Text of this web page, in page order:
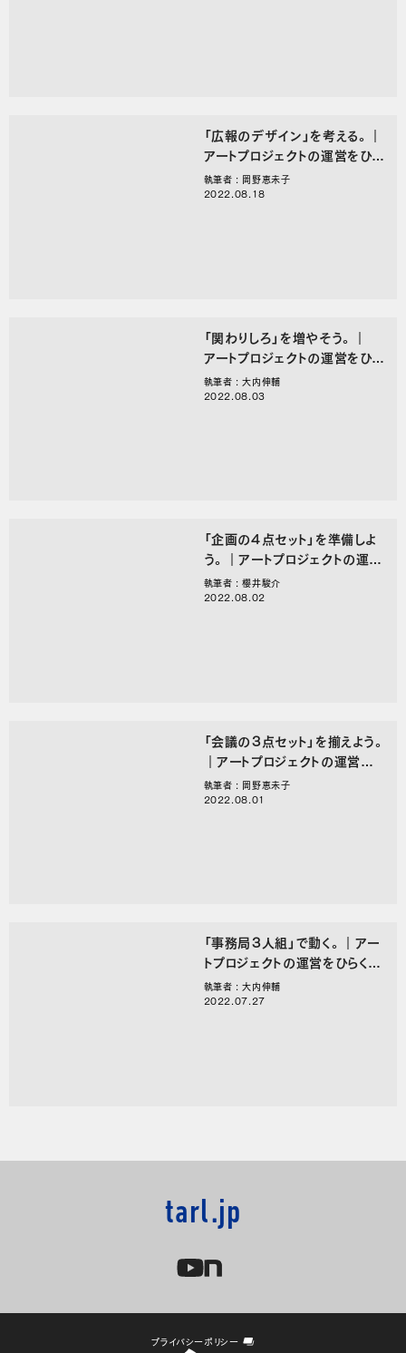
「広報のデザイン」を考える。｜
アートプロジェクトの運営をひら
く、〇〇のことば。
執筆者 : 岡野恵未子
2022.08.18
「関わりしろ」を増やそう。｜
アートプロジェクトの運営をひら
く、〇〇のことば。
執筆者 : 大内伸輔
2022.08.03
「企画の４点セット」を準備しよ
う。｜アートプロジェクトの運営
をひらく、〇〇のことば。
執筆者 : 櫻井駿介
2022.08.02
「会議の３点セット」を揃えよう。
｜アートプロジェクトの運営をひ
らく、〇〇のことば。
執筆者 : 岡野恵未子
2022.08.01
「事務局３人組」で動く。｜アー
トプロジェクトの運営をひらく、
〇〇のことば。
執筆者 : 大内伸輔
2022.07.27
tarl.jp
プライバシーポリシー